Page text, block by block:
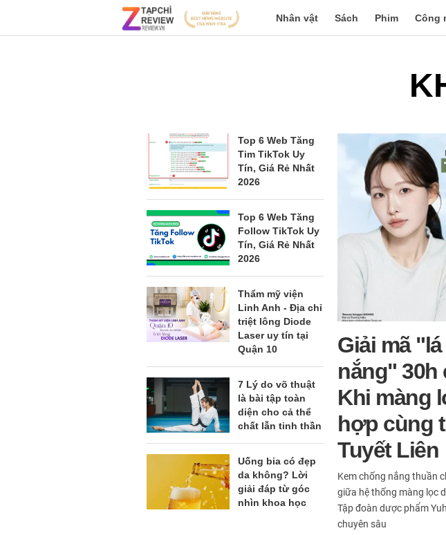
Giải mã
nắng" 30h
Khi màng
hợp cùng
Tuyết Liên
Kem chống nắng thuần
giữa hệ thống màng lọc
Tập đoàn dược phẩm
chuyên sâu
Top 6 Web Tăng
Tim TikTok Uy
Tín, Giá Rẻ Nhất
2026
Top 6 Web Tăng
Follow TikTok Uy
Tín, Giá Rẻ Nhất
2026
Thẩm mỹ viện
Linh Anh - Địa chỉ
triệt lông Diode
Laser uy tín tại
Quận 10
7 Lý do võ thuật
là bài tập toàn
diện cho cả thể
chất lẫn tinh thần
Uống bia có đẹp
da không? Lời
giải đáp từ góc
nhìn khoa học
Nhân vật Sách Phim Công